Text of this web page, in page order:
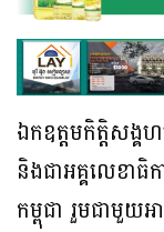
ឯកឧត្តមកិត្តិសង្គ
និងជាអគ្គលេខា
កម្ពុជា រួមជាមួយអ